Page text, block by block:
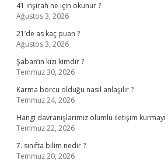
41 inşirah ne için okunur ?
Ağustos 3, 2026
21’de as kaç puan ?
Ağustos 3, 2026
Şaban’ın kızı kimdir ?
Temmuz 30, 2026
Karma borcu olduğu nasıl anlaşılır ?
Temmuz 24, 2026
Hangi davranışlarımız olumlu iletişim kurmayı
Temmuz 22, 2026
7. sınıfta bilim nedir ?
Temmuz 20, 2026